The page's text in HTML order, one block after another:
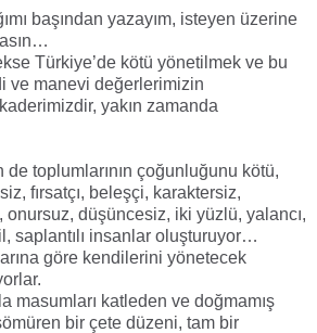
başından yazayım, isteyen üzerine
Türkiye’de kötü yönetilmek ve bu
ve manevi değerlerimizin
yakın zamanda
toplumlarının çoğunluğunu kötü,
fırsatçı, beleşçi, karaktersiz,
düşüncesiz, iki yüzlü, yalancı,
saplantılı insanlar oluşturuyor…
göre kendilerini yönetecek
masumları katleden ve doğmamış
bir çete düzeni, tam bir